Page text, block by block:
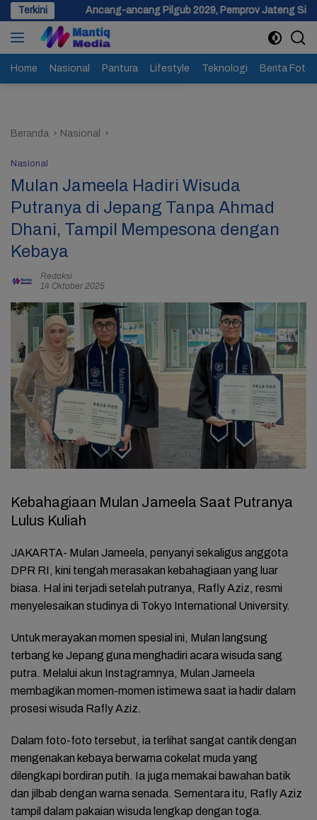
Langsung
ke
konten
Terkiniancang Pilgub 2029, Pemprov Jateng Siapkan Dana
Home Nasional Pantura Lifestyle Teknologi Berita Foto
Beranda Nasional
Nasional
Mulan Jameela Hadiri Wisuda
Putranya di Jepang Tanpa Ahmad
Dhani, Tampil Mempesona dengan
Kebaya
Redaksi
14 Oktober 2025
Kebahagiaan Mulan Jameela Saat Putranya
Lulus Kuliah
JAKARTA- Mulan Jameela, penyanyi sekaligus anggota
DPR RI, kini tengah merasakan kebahagiaan yang luar
biasa. Hal ini terjadi setelah putranya, Rafly Aziz, resmi
menyelesaikan studinya di Tokyo International University.
Untuk merayakan momen spesial ini, Mulan langsung
terbang ke Jepang guna menghadiri acara wisuda sang
putra. Melalui akun Instagramnya, Mulan Jameela
membagikan momen-momen istimewa saat ia hadir dalam
prosesi wisuda Rafly Aziz.
Dalam foto-foto tersebut, ia terlihat sangat cantik dengan
mengenakan kebaya berwarna cokelat muda yang
dilengkapi bordiran putih. Ia juga memakai bawahan batik
dan jilbab dengan warna senada. Sementara itu, Rafly Aziz
tampil dalam pakaian wisuda lengkap dengan toga.